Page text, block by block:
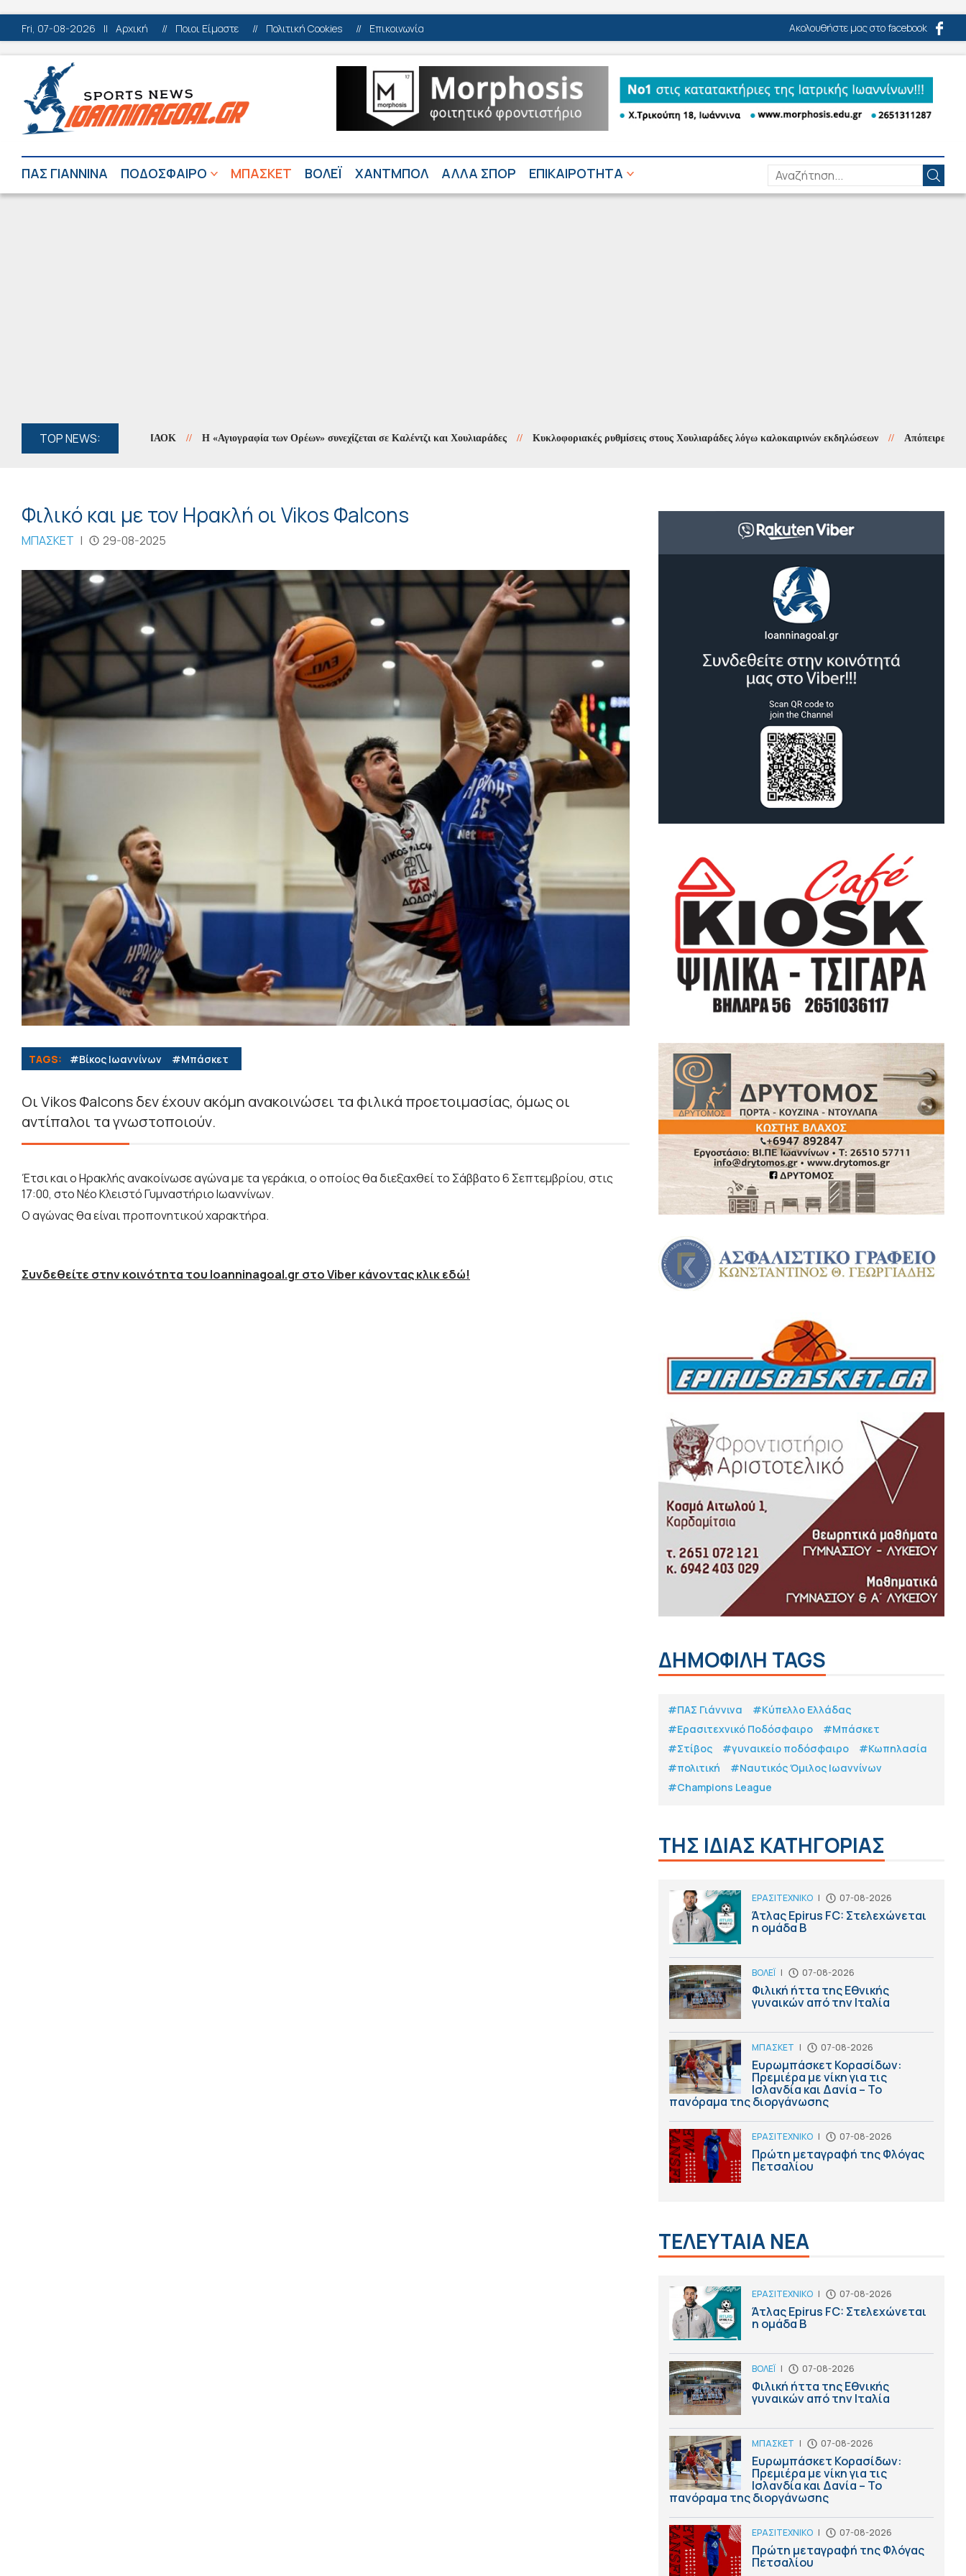
Fri, 07-08-2026 || Αρχική // Ποιοι Είμαστε // Πολιτική Cookies // Επικοινωνία Ακολουθήστε μας στο facebook
ΠΑΣ ΓΙΑΝΝΙΝΑ ΠΟΔΟΣΦΑΙΡΟ ΜΠΑΣΚΕΤ ΒΟΛΕΪ ΧΑΝΤΜΠΟΛ ΑΛΛΑ ΣΠΟΡ ΕΠΙΚΑΙΡΟΤΗΤΑ
TOP NEWS: // Η «Αγιογραφία των Ορέων» συνεχίζεται σε Καλέντζι και Χουλιαράδες // Κυκλοφοριακές ρυθμίσεις στους Χουλιαράδες λόγω καλοκαιρινών εκδηλώσεων // Απόπειρες
Φιλικό και με τον Ηρακλή οι Vikos Φalcons
ΜΠΑΣΚΕΤ | 29-08-2025
TAGS: #Βίκος Ιωαννίνων #Μπάσκετ
Οι Vikos Φalcons δεν έχουν ακόμη ανακοινώσει τα φιλικά προετοιμασίας, όμως οι
αντίπαλοι τα γνωστοποιούν.
Έτσι και ο Ηρακλής ανακοίνωσε αγώνα με τα γεράκια, ο οποίος θα διεξαχθεί το Σάββατο 6 Σεπτεμβρίου, στις
17:00, στο Νέο Κλειστό Γυμναστήριο Ιωαννίνων.
Ο αγώνας θα είναι προπονητικού χαρακτήρα.
Συνδεθείτε στην κοινότητα του Ioanninagoal.gr στο Viber κάνοντας κλικ εδώ!
ΔΗΜΟΦΙΛΗ TAGS
#ΠΑΣ Γιάννινα
#Κύπελλο Ελλάδας
#Eρασιτεχνικό Ποδόσφαιρο
#Μπάσκετ
#Στίβος
#γυναικείο ποδόσφαιρο
#Κωπηλασία
#πολιτική
#Ναυτικός Όμιλος Ιωαννίνων
#Champions League
ΤΗΣ ΙΔΙΑΣ ΚΑΤΗΓΟΡΙΑΣ
ΕΡΑΣΙΤΕΧΝΙΚΟ | 07-08-2026
Άτλας Epirus FC: Στελεχώνεται
η ομάδα B
ΒΟΛΕΪ | 07-08-2026
Φιλική ήττα της Εθνικής
γυναικών από την Ιταλία
ΜΠΑΣΚΕΤ | 07-08-2026
Ευρωμπάσκετ Κορασίδων:
Πρεμιέρα με νίκη για τις
Ισλανδία και Δανία – Το
πανόραμα της διοργάνωσης
ΕΡΑΣΙΤΕΧΝΙΚΟ | 07-08-2026
Πρώτη μεταγραφή της Φλόγας
Πετσαλίου
ΤΕΛΕΥΤΑΙΑ ΝΕΑ
ΕΡΑΣΙΤΕΧΝΙΚΟ | 07-08-2026
Άτλας Epirus FC: Στελεχώνεται
η ομάδα B
ΒΟΛΕΪ | 07-08-2026
Φιλική ήττα της Εθνικής
γυναικών από την Ιταλία
ΜΠΑΣΚΕΤ | 07-08-2026
Ευρωμπάσκετ Κορασίδων:
Πρεμιέρα με νίκη για τις
Ισλανδία και Δανία – Το
πανόραμα της διοργάνωσης
ΕΡΑΣΙΤΕΧΝΙΚΟ | 07-08-2026
Πρώτη μεταγραφή της Φλόγας
Πετσαλίου